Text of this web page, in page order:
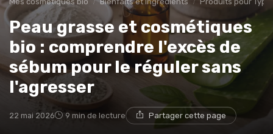
Peau grasse et cosmétiques
bio : comprendre l'excès de
sébum pour le réguler sans
l'agresser
22 mai 2026 9 min de lecture Partager cette page